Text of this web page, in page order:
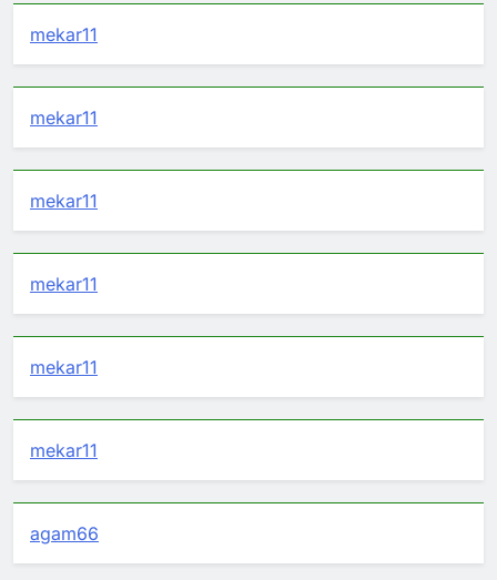
mekar11
mekar11
mekar11
mekar11
mekar11
mekar11
agam66